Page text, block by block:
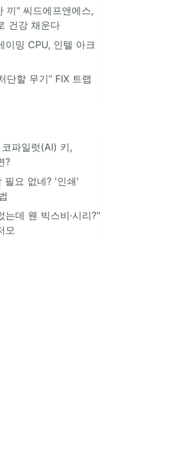
끼" 씨드에프앤에스,
건강 채운다
이밍 CPU, 인텔 아크
단할 무기” FIX 트랩
파일럿(AI) 키,
?
필요 없네? '인쇄'
데 웬 빅스비·시리?"
모